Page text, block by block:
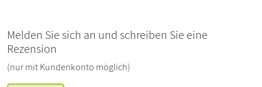
Melden Sie sich an und schreiben Sie eine
Rezension
(nur mit Kundenkonto möglich)